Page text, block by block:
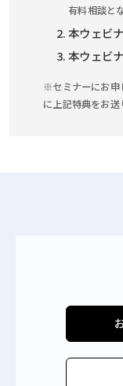
有料相談と
本ウェビ
本ウェビ
※セミナーにお申
に上記特典をお送